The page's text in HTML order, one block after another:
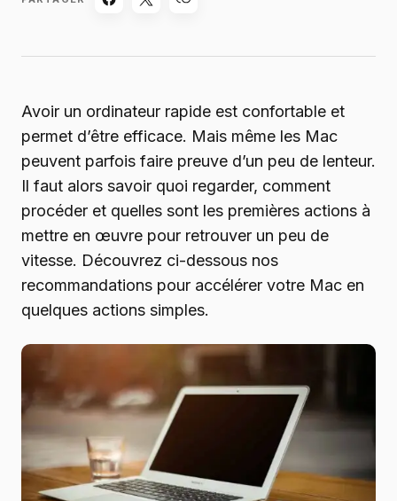
Avoir un ordinateur rapide est confortable et
permet d’être efficace. Mais même les Mac
peuvent parfois faire preuve d’un peu de lenteur.
Il faut alors savoir quoi regarder, comment
procéder et quelles sont les premières actions à
mettre en œuvre pour retrouver un peu de
vitesse. Découvrez ci-dessous nos
recommandations pour accélérer votre Mac en
quelques actions simples.